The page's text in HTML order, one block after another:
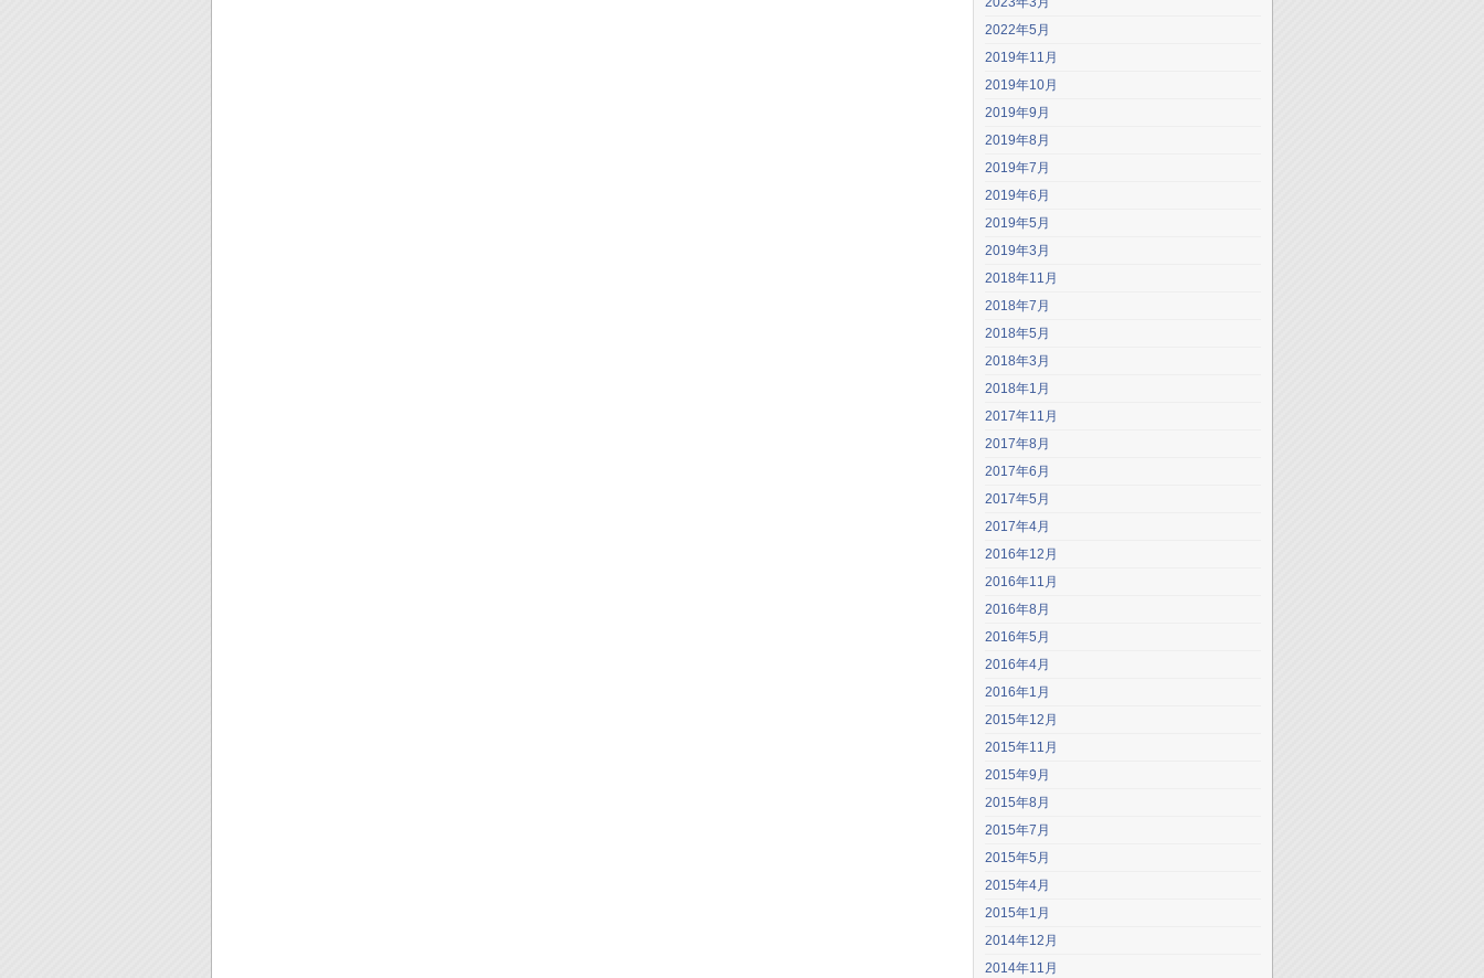
2022年5月
2019年11月
2019年10月
2019年9月
2019年8月
2019年7月
2019年6月
2019年5月
2019年3月
2018年11月
2018年7月
2018年5月
2018年3月
2018年1月
2017年11月
2017年8月
2017年6月
2017年5月
2017年4月
2016年12月
2016年11月
2016年8月
2016年5月
2016年4月
2016年1月
2015年12月
2015年11月
2015年9月
2015年8月
2015年7月
2015年5月
2015年4月
2015年1月
2014年12月
2014年11月